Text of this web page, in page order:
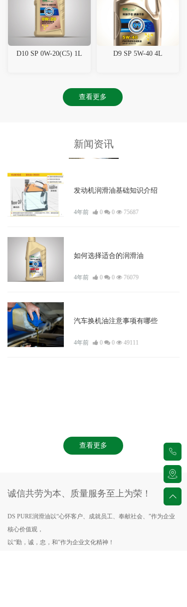
D10 SP 0W-20(C5) 1L D9 SP 5W-40 4L
查看更多
新闻资讯
发动机润滑油基础知识介绍
4年前 0 0 75687
如何选择适合的润滑油
4年前 0 0 76079
汽车换机油注意事项有哪些
4年前 0 0 49111
查看更多
诚信共劳为本、质量服务至上为荣！
DS PURE润滑油以“心怀客户、成就员工、奉献社会、”作为企业
核心价值观，
以“勤，诚，忠，和”作为企业文化精神！